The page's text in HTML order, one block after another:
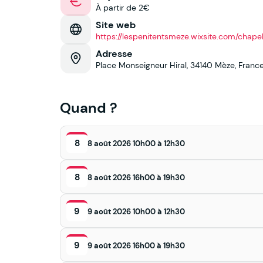
À partir de 2€
Site web
https://lespenitentsmeze.wixsite.com/
Adresse
Place Monseigneur Hiral, 34140 Mèze,
Quand ?
8 8 août 2026 10h00 à 12h30
8 8 août 2026 16h00 à 19h30
9 9 août 2026 10h00 à 12h30
9 9 août 2026 16h00 à 19h30